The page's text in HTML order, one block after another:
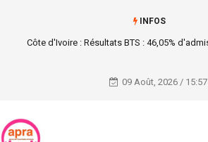
INFOS
Tchad : Mahamat Idriss Déby confirme
09 Août, 2026 / 15:57